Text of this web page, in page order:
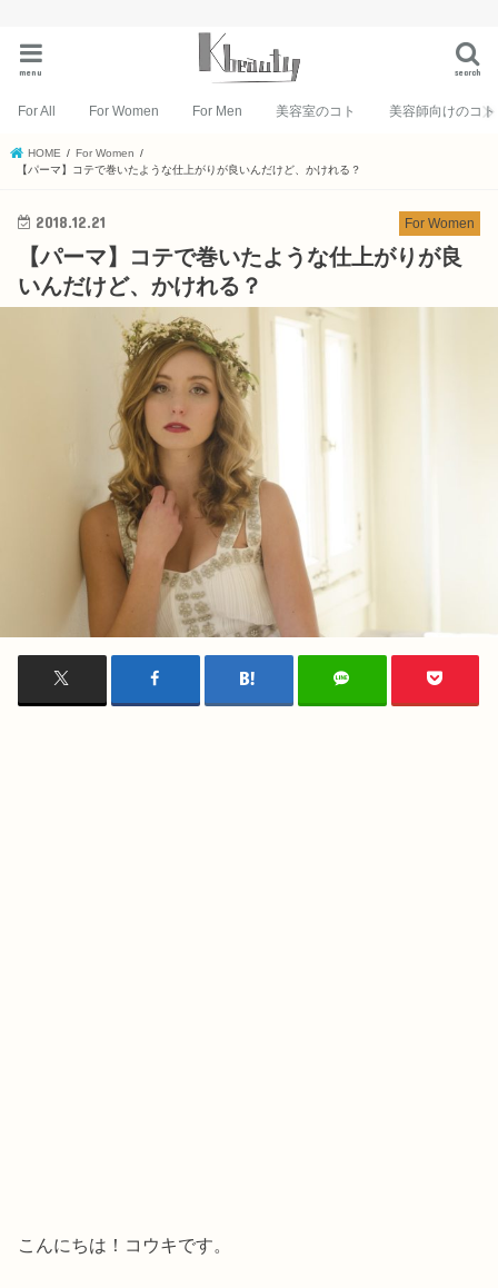
search
menu
For All For Women For Men 美容室のコト 美容師向けのコト
HOME
For Women
【パーマ】コテで巻いたような仕上がりが良いんだけど、かけれる？
For Women
2018.12.21
【パーマ】コテで巻いたような仕上がりが良
いんだけど、かけれる？
こんにちは！コウキです。